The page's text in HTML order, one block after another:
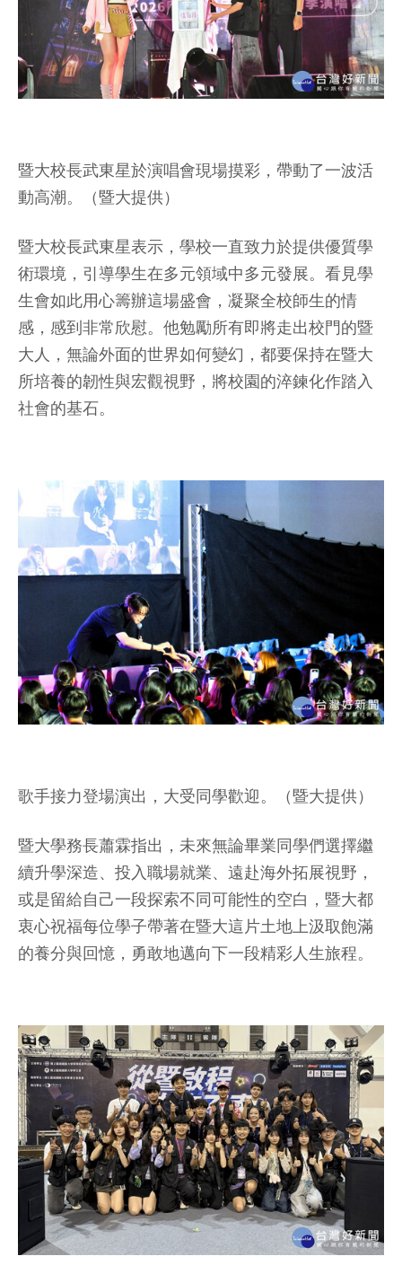
暨大校長武東星於演唱會現場摸彩，帶動了一波活
動高潮。（暨大提供）
暨大校長武東星表示，學校一直致力於提供優質學
術環境，引導學生在多元領域中多元發展。看見學
生會如此用心籌辦這場盛會，凝聚全校師生的情
感，感到非常欣慰。他勉勵所有即將走出校門的暨
大人，無論外面的世界如何變幻，都要保持在暨大
所培養的韌性與宏觀視野，將校園的淬鍊化作踏入
社會的基石。
歌手接力登場演出，大受同學歡迎。（暨大提供）
暨大學務長蕭霖指出，未來無論畢業同學們選擇繼
續升學深造、投入職場就業、遠赴海外拓展視野，
或是留給自己一段探索不同可能性的空白，暨大都
衷心祝福每位學子帶著在暨大這片土地上汲取飽滿
的養分與回憶，勇敢地邁向下一段精彩人生旅程。